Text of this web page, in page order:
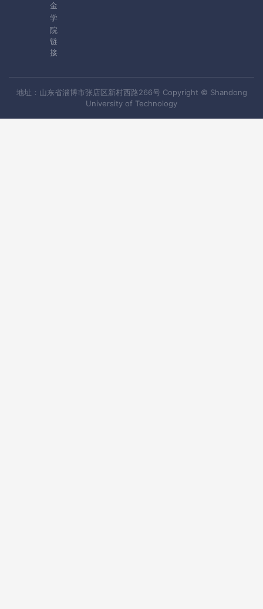
金
学
院
链
接
地址：山东省淄博市张店区新村西路266号 Copyright © Shandong
University of Technology